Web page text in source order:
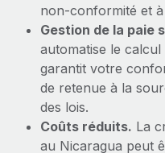
non-conformité et
Gestion de la paie
automatise le
garantit votre
de retenue à la
des lois.
Coûts réduits. La
au Nicaragua peut